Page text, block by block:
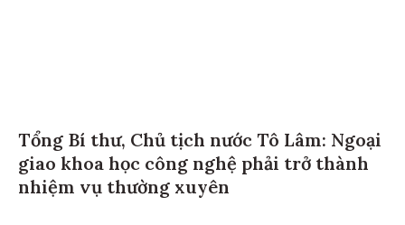
Tổng Bí thư, Chủ tịch nước Tô Lâm: Ngoại
giao khoa học công nghệ phải trở thành
nhiệm vụ thường xuyên